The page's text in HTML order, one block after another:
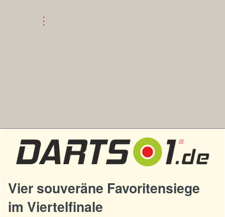
Vier souveräne Favoritensiege
im Viertelfinale